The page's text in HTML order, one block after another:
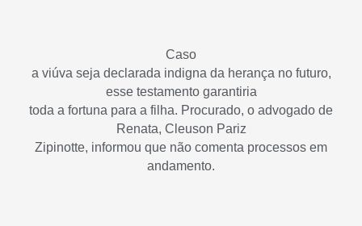
Caso
a viúva seja declarada indigna da herança no futuro,
esse testamento garantiria
toda a fortuna para a filha. Procurado, o advogado de
Renata, Cleuson Pariz
Zipinotte, informou que não comenta processos em
andamento.